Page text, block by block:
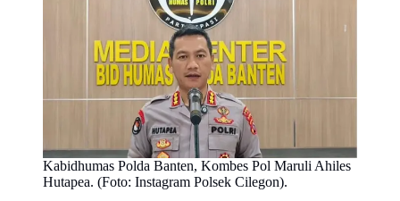
Kabidhumas Polda Banten, Kombes Pol Maruli Ahiles
Hutapea. (Foto: Instagram Polsek Cilegon).